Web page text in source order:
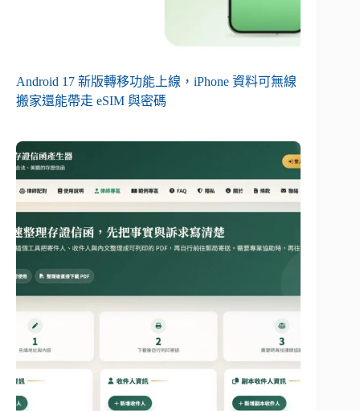
Android 17 新版轉移功能上線，iPhone 資料可無線
搬家還能帶走 eSIM 與密碼